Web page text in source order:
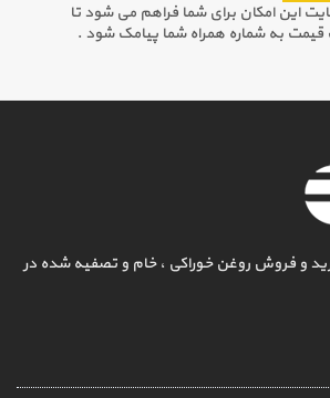
این امکان برای شما فراهم می شود تا
قیمت به شماره همراه شما پیامک شود .
و فروش روغن خوراکی ، خام و تصفیه شده در